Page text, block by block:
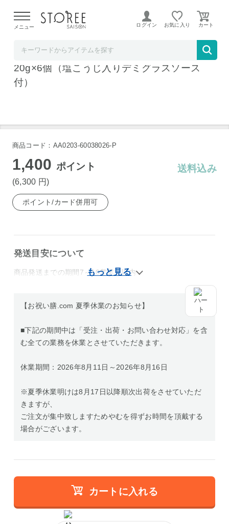
よる配送遅延が発生しております。
メニュー ログイン お気に入り
焼き目つきハンバーグ 合挽き生ハンバーグ1
20g×6個（塩こうじ入りデミグラスソース
付）
商品コード：AA0203-60038026-P
1,400 ポイント
(6,300 円)
送料込み
ポイント/カード併用可
発送目安について
商品発送までの期間7～10営業日以内
【お祝い膳.com 夏季休業のお知らせ】
■下記の期間中は「受注・出荷・お問い合わせ対応」を含
む全ての業務を休業とさせていただきます。
休業期間：2026年8月11日～2026年8月16日
※夏季休業明けは8月17日以降順次出荷をさせていただ
きますが、
ご注文が集中致しますためやむを得ずお時間を頂戴する
場合がございます。
カートに入れる